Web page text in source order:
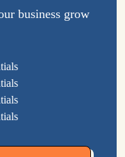
business grow